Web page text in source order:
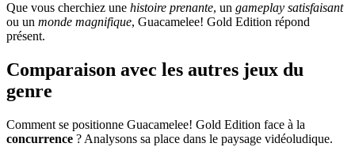
Que vous cherchiez une histoire prenante, un gameplay satisfaisant
ou un monde magnifique, Guacamelee! Gold Edition répond
présent.
Comparaison avec les autres jeux du
genre
Comment se positionne Guacamelee! Gold Edition face à la
concurrence ? Analysons sa place dans le paysage vidéoludique.